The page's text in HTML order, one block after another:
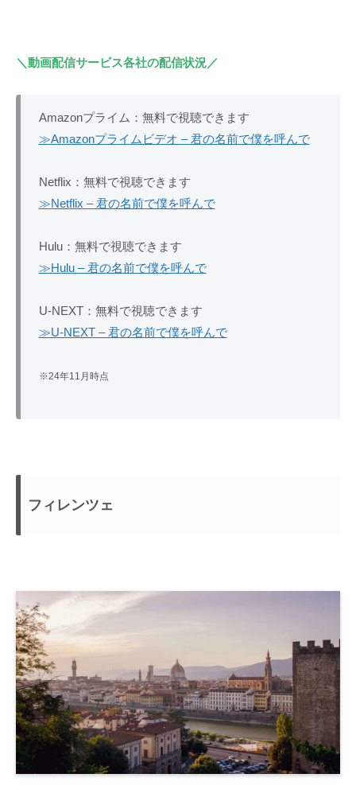
＼動画配信サービス各社の配信状況／
Amazonプライム：無料で視聴できます
≫Amazonプライムビデオ – 君の名前で僕を呼んで
Netflix：無料で視聴できます
≫Netflix – 君の名前で僕を呼んで
Hulu：無料で視聴できます
≫Hulu – 君の名前で僕を呼んで
U-NEXT：無料で視聴できます
≫U-NEXT – 君の名前で僕を呼んで
※24年11月時点
フィレンツェ